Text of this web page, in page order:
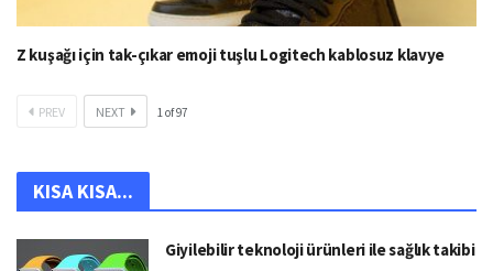
Z kuşağı için tak-çıkar emoji tuşlu Logitech kablosuz klavye
PREV NEXT 1of97
KISA KISA...
Giyilebilir teknoloji ürünleri ile sağlık takibi